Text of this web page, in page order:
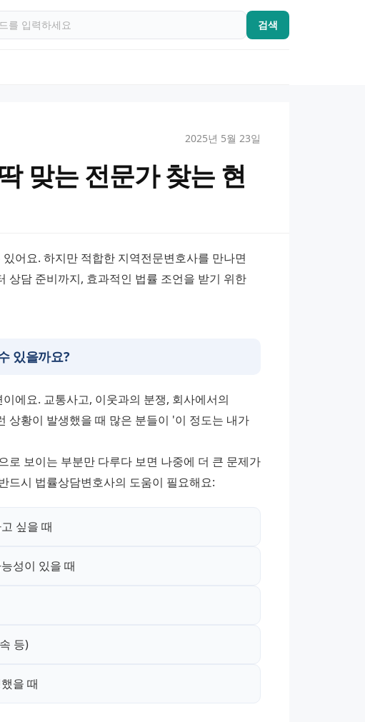
검색
2025년 5월 23일
맞는 전문가 찾는 현
어요. 하지만 적합한 지역전문변호사를 만나면
상담 준비까지, 효과적인 법률 조언을 받기 위한
있을까요?
에요. 교통사고, 이웃과의 분쟁, 회사에서의
상황이 발생했을 때 많은 분들이 '이 정도는 내가
로 보이는 부분만 다루다 보면 나중에 더 큰 문제가
드시 법률상담변호사의 도움이 필요해요:
싶을 때
성이 있을 때
등)
을 때